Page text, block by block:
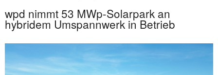
wpd nimmt 53 MWp-Solarpark an
hybridem Umspannwerk in Betrieb